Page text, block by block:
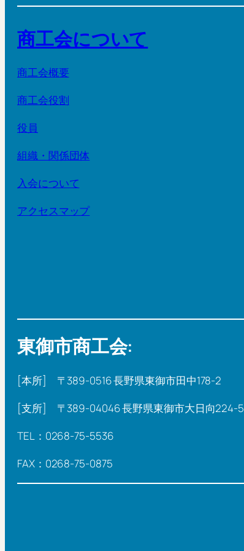
商工会について
商工会概要
商工会役割
役員
組織・関係団体
入会について
アクセスマップ
東御市商工会:
[本所] 〒389-0516 長野県東御市田中178-2
[支所] 〒389-04046 長野県東御市大日向224-5
TEL：0268-75-5536
FAX：0268-75-0875